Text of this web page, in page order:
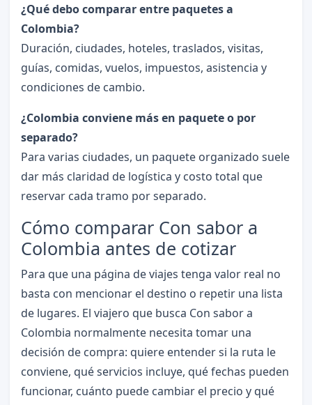
¿Qué debo comparar entre paquetes a
Colombia?
Duración, ciudades, hoteles, traslados, visitas,
guías, comidas, vuelos, impuestos, asistencia y
condiciones de cambio.
¿Colombia conviene más en paquete o por
separado?
Para varias ciudades, un paquete organizado suele
dar más claridad de logística y costo total que
reservar cada tramo por separado.
Cómo comparar Con sabor a
Colombia antes de cotizar
Para que una página de viajes tenga valor real no
basta con mencionar el destino o repetir una lista
de lugares. El viajero que busca Con sabor a
Colombia normalmente necesita tomar una
decisión de compra: quiere entender si la ruta le
conviene, qué servicios incluye, qué fechas pueden
funcionar, cuánto puede cambiar el precio y qué